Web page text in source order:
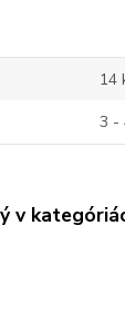
14
3 -
v